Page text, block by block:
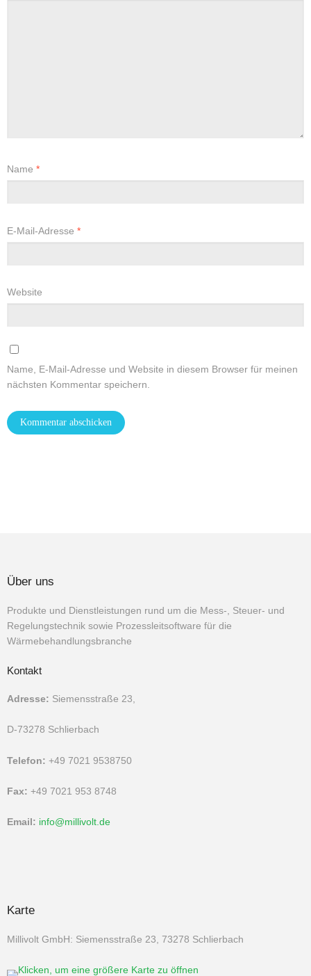
Name *
E-Mail-Adresse *
Website
Name, E-Mail-Adresse und Website in diesem Browser für meinen
nächsten Kommentar speichern.
Über uns
Produkte und Dienstleistungen rund um die Mess-, Steuer- und
Regelungstechnik sowie Prozessleitsoftware für die
Wärmebehandlungsbranche
Kontakt
Adresse: Siemensstraße 23,
D-73278 Schlierbach
Telefon: +49 7021 9538750
Fax: +49 7021 953 8748
Email: info@millivolt.de
Karte
Millivolt GmbH: Siemensstraße 23, 73278 Schlierbach